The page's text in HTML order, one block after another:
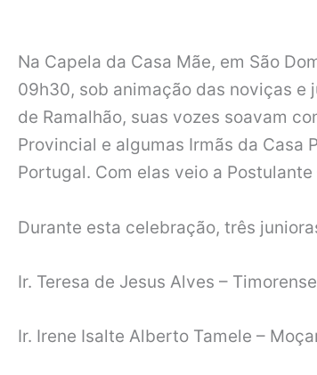
Na Capela da Casa Mãe, em São
09h30, sob animação das noviças e
de Ramalhão, suas vozes soavam
Provincial e algumas Irmãs da Casa
Portugal. Com elas veio a Postulante
Durante esta celebração, três
Ir. Teresa de Jesus Alves – Timorense
Ir. Irene Isalte Alberto Tamele –